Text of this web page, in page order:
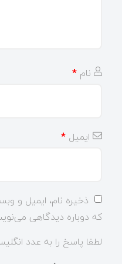
نام *
ایمیل *
ذخیره نام، ایمیل و
که دوباره دیدگاهی
لطفا پاسخ را به عدد